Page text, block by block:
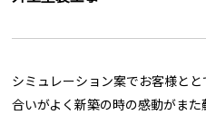
シミュレーション案でお客様と
合いがよく新築の時の感動がま